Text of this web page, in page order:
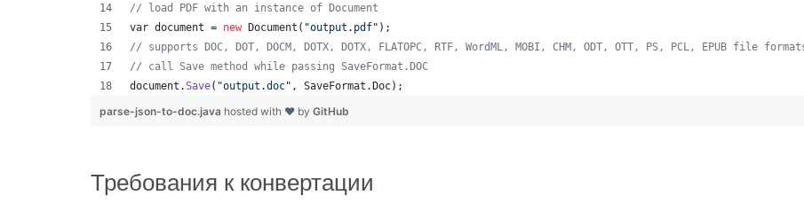
// load PDF with an instance of Document
var document = new Document ( "output.pdf" );
// supports DOC, DOT, DOCM, DOTX, DOTX, FLATOPC, RTF, WordML, MOBI, CHM, ODT, OTT, PS, PCL, EPUB file
// call Save method while passing SaveFormat.DOC
document .Save( "output.doc" , SaveFormat . Doc);
parse-json-to-doc.java hosted with ❤ by GitHub
Требования к конвертации